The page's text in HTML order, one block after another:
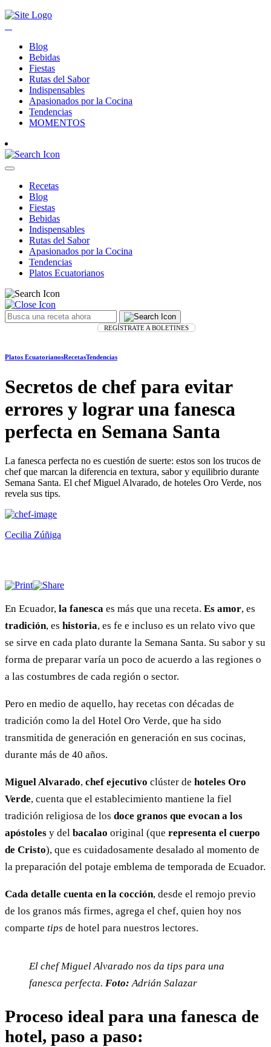
Blog
Bebidas
Fiestas
Rutas del Sabor
Indispensables
Apasionados por la Cocina
Tendencias
MOMENTOS
Recetas
Blog
Fiestas
Bebidas
Indispensables
Rutas del Sabor
Apasionados por la Cocina
Tendencias
Platos Ecuatorianos
REGÍSTRATE A BOLETINES
Platos EcuatorianosRecetasTendencias
Secretos de chef para evitar
errores y lograr una fanesca
perfecta en Semana Santa
La fanesca perfecta no es cuestión de suerte: estos son los trucos de
chef que marcan la diferencia en textura, sabor y equilibrio durante
Semana Santa. El chef Miguel Alvarado, de hoteles Oro Verde, nos
revela sus tips.
Cecilia Zúñiga
En Ecuador, la fanesca es más que una receta. Es amor, es
tradición, es historia, es fe e incluso es un relato vivo que
se sirve en cada plato durante la Semana Santa. Su sabor y su
forma de preparar varía un poco de acuerdo a las regiones o
a las costumbres de cada región o sector.
Pero en medio de aquello, hay recetas con décadas de
tradición como la del Hotel Oro Verde, que ha sido
transmitida de generación en generación en sus cocinas,
durante más de 40 años.
Miguel Alvarado, chef ejecutivo clúster de hoteles Oro
Verde, cuenta que el establecimiento mantiene la fiel
tradición religiosa de los doce granos que evocan a los
apóstoles y del bacalao original (que representa el cuerpo
de Cristo), que es cuidadosamente desalado al momento de
la preparación del potaje emblema de temporada de Ecuador.
Cada detalle cuenta en la cocción, desde el remojo previo
de los granos más firmes, agrega el chef, quien hoy nos
comparte tips de hotel para nuestros lectores.
El chef Miguel Alvarado nos da tips para una
fanesca perfecta. Foto: Adrián Salazar
Proceso ideal para una fanesca de
hotel, paso a paso: